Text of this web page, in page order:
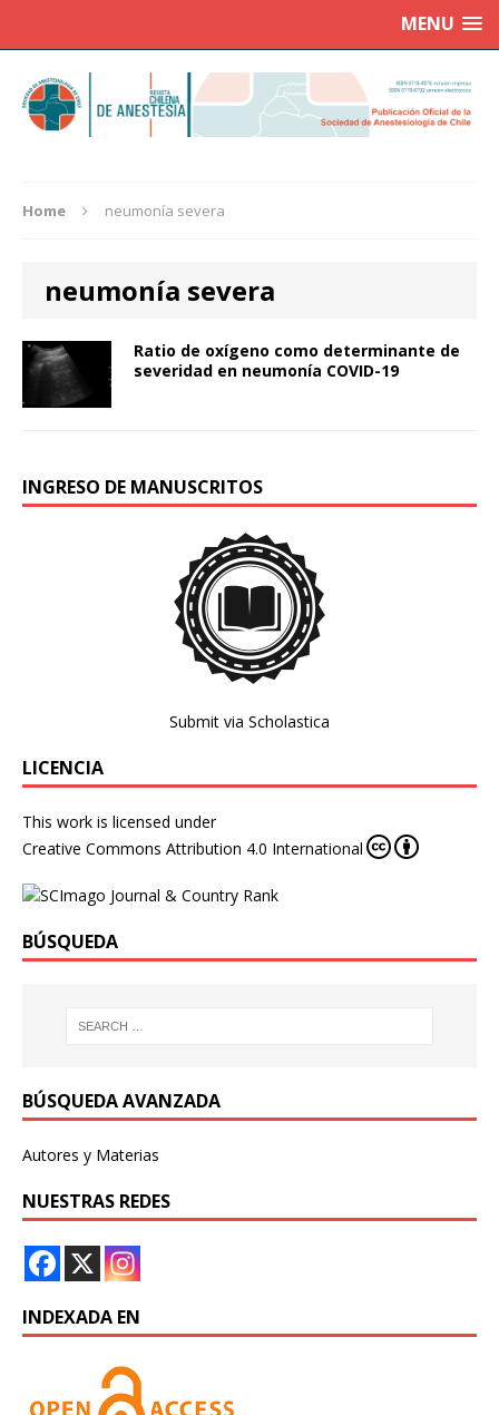
MENU
Home neumonía severa
neumonía severa
Ratio de oxígeno como determinante de
severidad en neumonía COVID-19
INGRESO DE MANUSCRITOS
Submit via Scholastica
LICENCIA
This work is licensed under
Creative Commons Attribution 4.0 International
BÚSQUEDA
BÚSQUEDA AVANZADA
Autores y Materias
NUESTRAS REDES
INDEXADA EN